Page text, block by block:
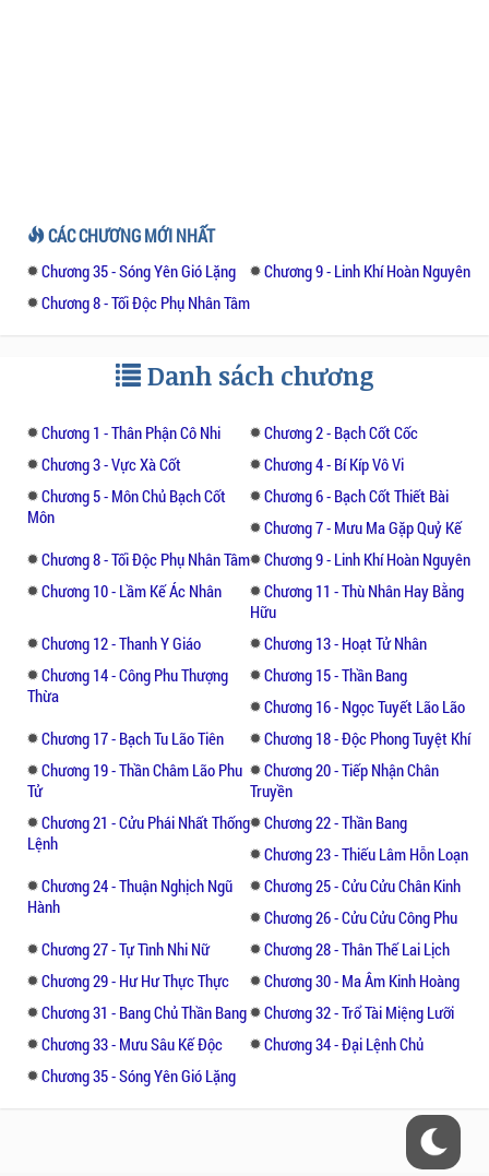
CÁC CHƯƠNG MỚI NHẤT
Chương 35 - Sóng Yên Gió Lặng
Chương 9 - Linh Khí Hoàn Nguyên
Chương 8 - Tối Độc Phụ Nhân Tâm
Danh sách chương
Chương 1 - Thân Phận Cô Nhi
Chương 2 - Bạch Cốt Cốc
Chương 3 - Vực Xà Cốt
Chương 4 - Bí Kíp Vô Vi
Chương 5 - Môn Chủ Bạch Cốt
Môn
Chương 6 - Bạch Cốt Thiết Bài
Chương 7 - Mưu Ma Gặp Quỷ Kế
Chương 8 - Tối Độc Phụ Nhân Tâm
Chương 9 - Linh Khí Hoàn Nguyên
Chương 10 - Lầm Kế Ác Nhân
Chương 11 - Thù Nhân Hay Bằng
Hữu
Chương 12 - Thanh Y Giáo
Chương 13 - Hoạt Tử Nhân
Chương 14 - Công Phu Thượng
Thừa
Chương 15 - Thần Bang
Chương 16 - Ngọc Tuyết Lão Lão
Chương 17 - Bạch Tu Lão Tiên
Chương 18 - Độc Phong Tuyệt Khí
Chương 19 - Thần Châm Lão Phu
Tử
Chương 20 - Tiếp Nhận Chân
Truyền
Chương 21 - Cửu Phái Nhất Thống
Lệnh
Chương 22 - Thần Bang
Chương 23 - Thiếu Lâm Hỗn Loạn
Chương 24 - Thuận Nghịch Ngũ
Hành
Chương 25 - Cửu Cửu Chân Kinh
Chương 26 - Cửu Cửu Công Phu
Chương 27 - Tự Tình Nhi Nữ
Chương 28 - Thân Thế Lai Lịch
Chương 29 - Hư Hư Thực Thực
Chương 30 - Ma Âm Kinh Hoàng
Chương 31 - Bang Chủ Thần Bang
Chương 32 - Trổ Tài Miệng Lưỡi
Chương 33 - Mưu Sâu Kế Độc
Chương 34 - Đại Lệnh Chủ
Chương 35 - Sóng Yên Gió Lặng